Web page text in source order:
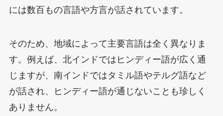
には数百もの言語や方言が話されています。
そのため、地域によって主要言語は全く異なりま
す。例えば、北インドではヒンディー語が広く通
じますが、南インドではタミル語やテルグ語など
が話され、ヒンディー語が通じないことも珍しく
ありません。